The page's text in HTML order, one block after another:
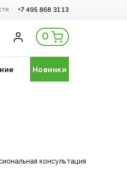
+7 495 868 31 13
0
Новинки
консультация